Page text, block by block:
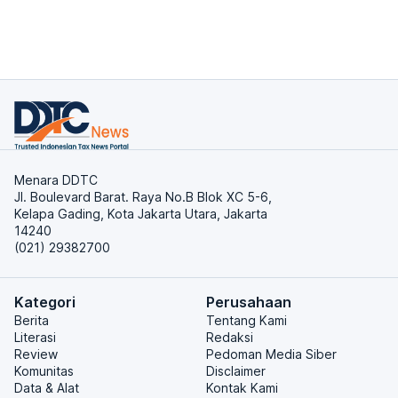
Menara DDTC
Jl. Boulevard Barat. Raya No.B Blok XC 5-6,
Kelapa Gading, Kota Jakarta Utara, Jakarta
14240
(021) 29382700
Kategori
Berita
Literasi
Review
Komunitas
Data & Alat
Perusahaan
Tentang Kami
Redaksi
Pedoman Media Siber
Disclaimer
Kontak Kami